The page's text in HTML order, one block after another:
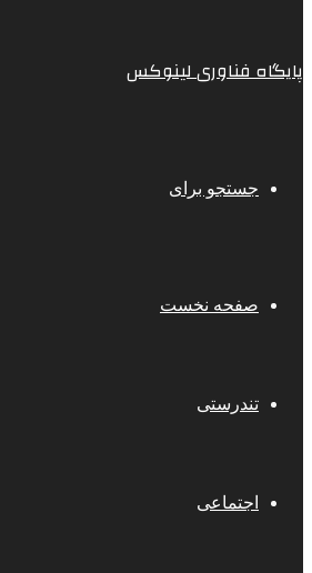
پایگاه فناوری لینوکس
جستجو برای
صفحه نخست
تندرستی
اجتماعی